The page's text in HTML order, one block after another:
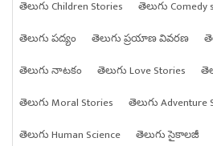
తెలుగు Children Stories
తెలుగు Comedy
తెలుగు పద్యం
తెలుగు ప్రయాణ వివరణ
తెలుగు నాటకం
తెలుగు Love Stories
తెలుగు Moral Stories
తెలుగు Adventure
తెలుగు Human Science
తెలుగు సైకాలజీ